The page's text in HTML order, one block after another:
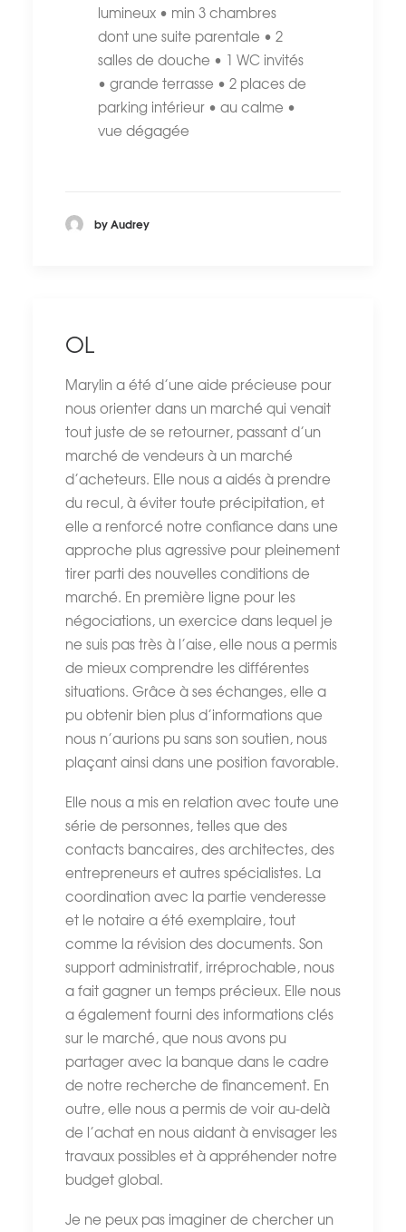
lumineux • min 3 chambres
dont une suite parentale • 2
salles de douche • 1 WC invités
• grande terrasse • 2 places de
parking intérieur • au calme •
vue dégagée
by Audrey
OL
Marylin a été d’une aide précieuse pour
nous orienter dans un marché qui venait
tout juste de se retourner, passant d’un
marché de vendeurs à un marché
d’acheteurs. Elle nous a aidés à prendre
du recul, à éviter toute précipitation, et
elle a renforcé notre confiance dans une
approche plus agressive pour pleinement
tirer parti des nouvelles conditions de
marché. En première ligne pour les
négociations, un exercice dans lequel je
ne suis pas très à l’aise, elle nous a permis
de mieux comprendre les différentes
situations. Grâce à ses échanges, elle a
pu obtenir bien plus d’informations que
nous n’aurions pu sans son soutien, nous
plaçant ainsi dans une position favorable.
Elle nous a mis en relation avec toute une
série de personnes, telles que des
contacts bancaires, des architectes, des
entrepreneurs et autres spécialistes. La
coordination avec la partie venderesse
et le notaire a été exemplaire, tout
comme la révision des documents. Son
support administratif, irréprochable, nous
a fait gagner un temps précieux. Elle nous
a également fourni des informations clés
sur le marché, que nous avons pu
partager avec la banque dans le cadre
de notre recherche de financement. En
outre, elle nous a permis de voir au-delà
de l’achat en nous aidant à envisager les
travaux possibles et à appréhender notre
budget global.
Je ne peux pas imaginer de chercher un